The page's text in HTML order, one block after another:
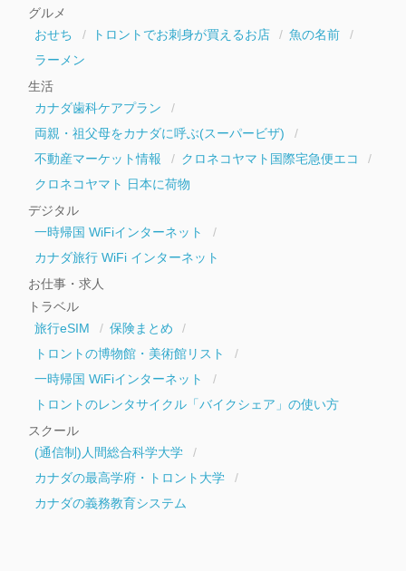
グルメ
おせち
トロントでお刺身が買えるお店
魚の名前
ラーメン
生活
カナダ歯科ケアプラン
両親・祖父母をカナダに呼ぶ(スーパービザ)
不動産マーケット情報
クロネコヤマト国際宅急便エコ
クロネコヤマト 日本に荷物
デジタル
一時帰国 WiFiインターネット
カナダ旅行 WiFi インターネット
お仕事・求人
トラベル
旅行eSIM
保険まとめ
トロントの博物館・美術館リスト
一時帰国 WiFiインターネット
トロントのレンタサイクル「バイクシェア」の使い方
スクール
(通信制)人間総合科学大学
カナダの最高学府・トロント大学
カナダの義務教育システム